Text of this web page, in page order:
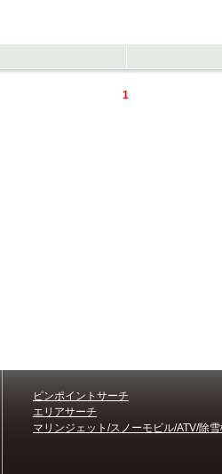
1
ピンポイントサーチ
エリアサーチ
マリンジェット/スノーモビル/ATV/除